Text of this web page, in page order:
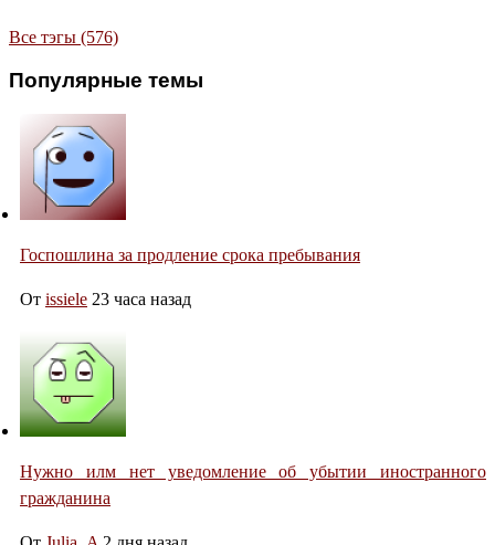
Все тэгы (576)
Популярные темы
Госпошлина за продление срока пребывания
От issiele 23 часа назад
Нужно илм нет уведомление об убытии иностранного
гражданина